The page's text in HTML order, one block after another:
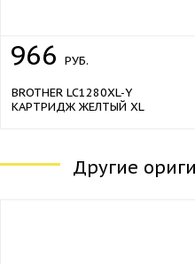
966 РУБ.
BROTHER LC1280XL-Y
КАРТРИДЖ ЖЕЛТЫЙ XL
Другие